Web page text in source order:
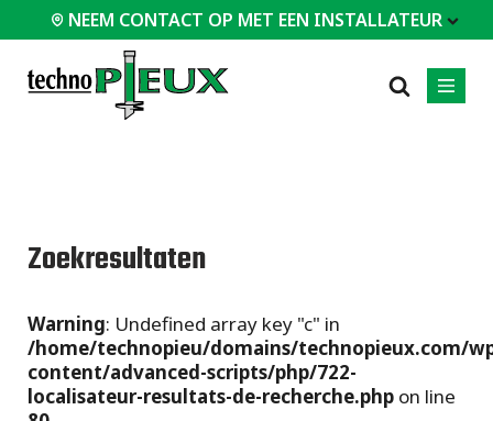
NEEM CONTACT OP MET EEN INSTALLATEUR
Huizen / Chalets
Ondersteuning
en stabilisatie
Houten
skeletbouw
Casestudy's
Certificaten
Ingenieursdiensten
Technische
documenten
Installatieapparatuur
Zoekresultaten
Warning: Undefined array key "c" in
/home/technopieu/domains/technopieux.com/
content/advanced-scripts/php/722-
localisateur-resultats-de-recherche.php on line